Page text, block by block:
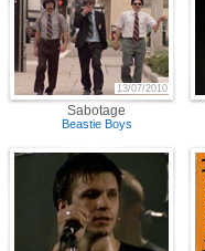
Sabotage
13/07/2010
Beastie Boys